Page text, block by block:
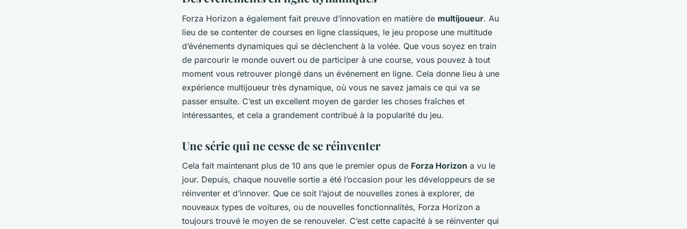
Forza Horizon a également fait preuve d’innovation en matière de multijoueur. Au
lieu de se contenter de courses en ligne classiques, le jeu propose une multitude
d’événements dynamiques qui se déclenchent à la volée. Que vous soyez en train
de parcourir le monde ouvert ou de participer à une course, vous pouvez à tout
moment vous retrouver plongé dans un événement en ligne. Cela donne lieu à une
expérience multijoueur très dynamique, où vous ne savez jamais ce qui va se
passer ensuite. C’est un excellent moyen de garder les choses fraîches et
intéressantes, et cela a grandement contribué à la popularité du jeu.
Une série qui ne cesse de se réinventer
Cela fait maintenant plus de 10 ans que le premier opus de Forza Horizon a vu le
jour. Depuis, chaque nouvelle sortie a été l’occasion pour les développeurs de se
réinventer et d’innover. Que ce soit l’ajout de nouvelles zones à explorer, de
nouveaux types de voitures, ou de nouvelles fonctionnalités, Forza Horizon a
toujours trouvé le moyen de se renouveler. C’est cette capacité à se réinventer qui